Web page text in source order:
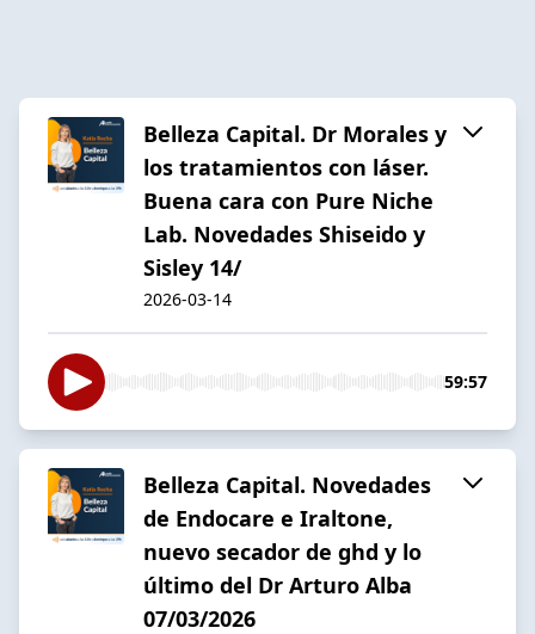
Belleza Capital. Dr Morales y
los tratamientos con láser.
Buena cara con Pure Niche
Lab. Novedades Shiseido y
Sisley 14/
2026-03-14
59:57
Belleza Capital. Novedades
de Endocare e Iraltone,
nuevo secador de ghd y lo
último del Dr Arturo Alba
07/03/2026